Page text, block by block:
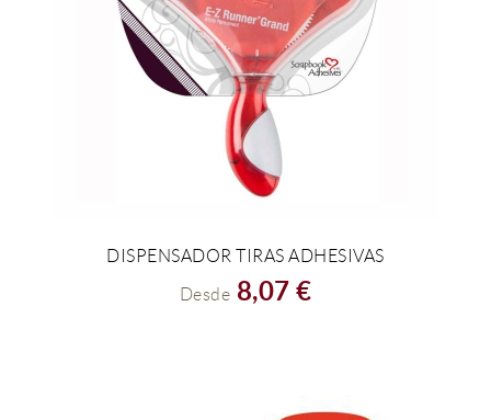
DISPENSADOR TIRAS ADHESIVAS
Desde 8,07 €